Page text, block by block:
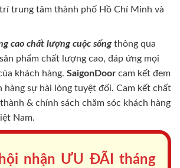
trung tâm thành phố Hồ Chí Minh và
cao chất lượng cuộc sốngthông qua
phẩm chất lượng cao, đáp ứng mọi
khách hàng. SaigonDoor cam kết đem
hàng sự hài lòng tuyệt đối. Cam kết chất
& chính sách chăm sóc khách hàng
Nam.
nhận ƯU ĐÃI tháng